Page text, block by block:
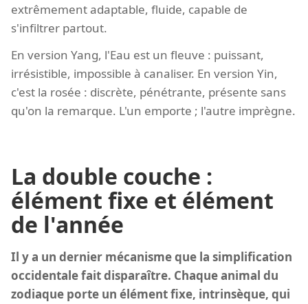
extrêmement adaptable, fluide, capable de
s'infiltrer partout.
En version Yang, l'Eau est un fleuve : puissant,
irrésistible, impossible à canaliser. En version Yin,
c'est la rosée : discrète, pénétrante, présente sans
qu'on la remarque. L'un emporte ; l'autre imprègne.
La double couche :
élément fixe et élément
de l'année
Il y a un dernier mécanisme que la simplification
occidentale fait disparaître. Chaque animal du
zodiaque porte un élément fixe, intrinsèque, qui